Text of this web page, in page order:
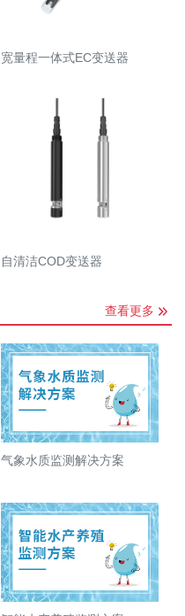
宽量程一体式EC变送器
自清洁COD变送器
查看更多
气象水质监测解决方案